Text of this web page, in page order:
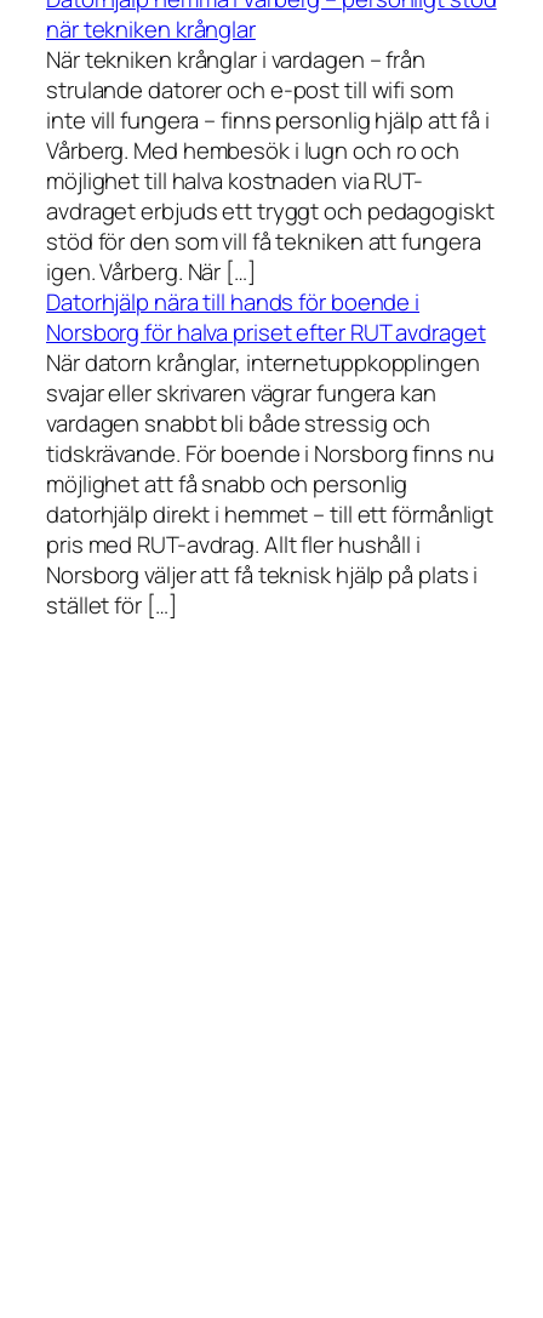
när tekniken krånglar
När tekniken krånglar i vardagen – från
strulande datorer och e-post till wifi som
inte vill fungera – finns personlig hjälp att få i
Vårberg. Med hembesök i lugn och ro och
möjlighet till halva kostnaden via RUT-
avdraget erbjuds ett tryggt och pedagogiskt
stöd för den som vill få tekniken att fungera
igen. Vårberg. När […]
Datorhjälp nära till hands för boende i
Norsborg för halva priset efter RUT avdraget
När datorn krånglar, internetuppkopplingen
svajar eller skrivaren vägrar fungera kan
vardagen snabbt bli både stressig och
tidskrävande. För boende i Norsborg finns nu
möjlighet att få snabb och personlig
datorhjälp direkt i hemmet – till ett förmånligt
pris med RUT-avdrag. Allt fler hushåll i
Norsborg väljer att få teknisk hjälp på plats i
stället för […]